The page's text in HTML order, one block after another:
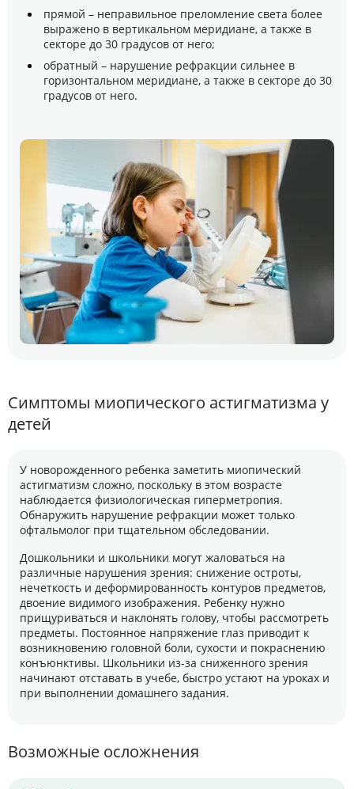
прямой – неправильное преломление света более
выражено в вертикальном меридиане, а также в
секторе до 30 градусов от него;
обратный – нарушение рефракции сильнее в
горизонтальном меридиане, а также в секторе до 30
градусов от него.
Симптомы миопического астигматизма у
детей
У новорожденного ребенка заметить миопический
астигматизм сложно, поскольку в этом возрасте
наблюдается физиологическая гиперметропия.
Обнаружить нарушение рефракции может только
офтальмолог при тщательном обследовании.
Дошкольники и школьники могут жаловаться на
различные нарушения зрения: снижение остроты,
нечеткость и деформированность контуров предметов,
двоение видимого изображения. Ребенку нужно
прищуриваться и наклонять голову, чтобы рассмотреть
предметы. Постоянное напряжение глаз приводит к
возникновению головной боли, сухости и покраснению
конъюнктивы. Школьники из-за сниженного зрения
начинают отставать в учебе, быстро устают на уроках и
при выполнении домашнего задания.
Возможные осложнения